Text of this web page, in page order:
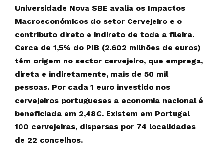
Universidade Nova SBE avalia os Impactos
Macroeconómicos do setor Cervejeiro e o
contributo direto e indireto de toda a fileira.
Cerca de 1,5% do PIB (2.602 milhões de euros)
têm origem no sector cervejeiro, que emprega,
direta e indiretamente, mais de 50 mil
pessoas. Por cada 1 euro investido nos
cervejeiros portugueses a economia nacional é
beneficiada em 2,48€. Existem em Portugal
100 cervejeiras, dispersas por 74 localidades
de 22 concelhos.